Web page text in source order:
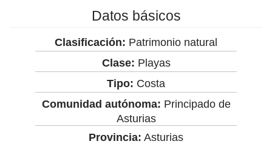
Datos básicos
Clasificación: Patrimonio natural
Clase: Playas
Tipo: Costa
Comunidad autónoma: Principado de
Asturias
Provincia: Asturias